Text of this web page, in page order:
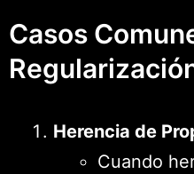
Casos
Herencia de
Cuando